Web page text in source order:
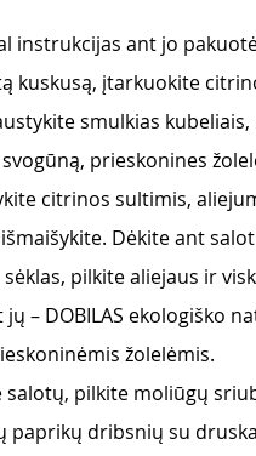
instrukcijas ant jo
kuskusą, įtarkuokite
smulkias
prieskonines
citrinos sultimis,
Dėkite ant
pilkite aliejaus ir
– DOBILAS ekologiško
žolelėmis.
salotų, pilkite moliūgų
paprikų dribsnių su